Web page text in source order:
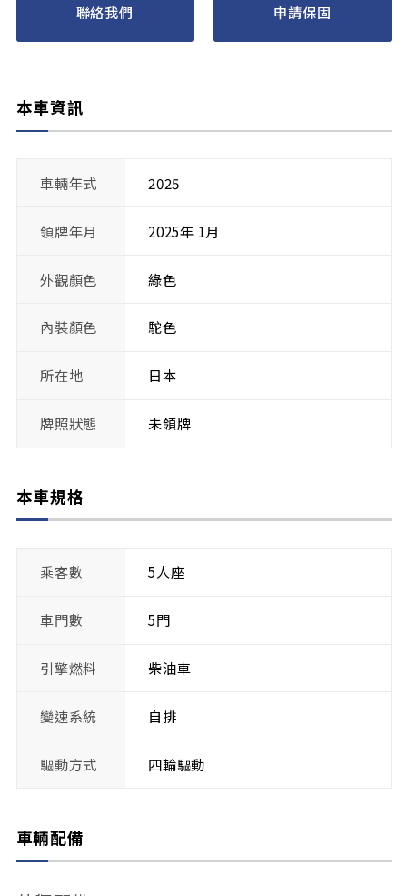
聯絡我們 申請保固
本車資訊
車輛年式 2025
領牌年月 2025年 1月
外觀顏色 綠色
內裝顏色 駝色
所在地 日本
牌照狀態 未領牌
本車規格
乘客數 5人座
車門數 5門
引擎燃料 柴油車
變速系統 自排
驅動方式 四輪驅動
車輛配備